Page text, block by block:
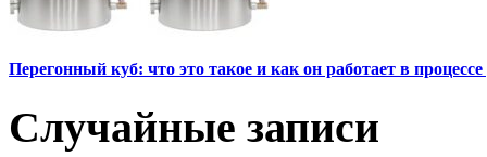
Перегонный куб: что это такое и как он работает в
Случайные записи